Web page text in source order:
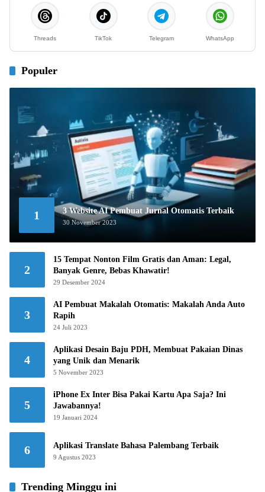
Threads TikTok Telegram WhatsApp
Populer
1 3 Website AI Pembuat Jurnal Otomatis Terbaik
30 November 2023
2
15 Tempat Nonton Film Gratis dan Aman: Legal,
Banyak Genre, Bebas Khawatir!
29 Desember 2024
3
AI Pembuat Makalah Otomatis: Makalah Anda Auto
Rapih
24 Juli 2023
4
Aplikasi Desain Baju PDH, Membuat Pakaian Dinas
yang Unik dan Menarik
5 November 2023
5
iPhone Ex Inter Bisa Pakai Kartu Apa Saja? Ini
Jawabannya!
19 Januari 2024
6 Aplikasi Translate Bahasa Palembang Terbaik
9 Agustus 2023
Trending Minggu ini